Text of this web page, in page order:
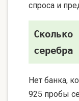
спроса и
Сколько
серебра
Нет банка,
925 пробы